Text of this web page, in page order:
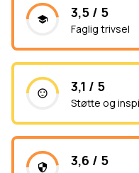
3,5 / 5
Faglig trivsel
3,1 / 5
Støtte og
3,6 / 5